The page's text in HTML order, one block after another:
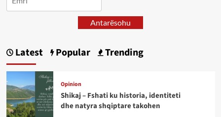
Antarësohu
Latest Popular Trending
Opinion
Shikaj – Fshati ku historia, identiteti
dhe natyra shqiptare takohen